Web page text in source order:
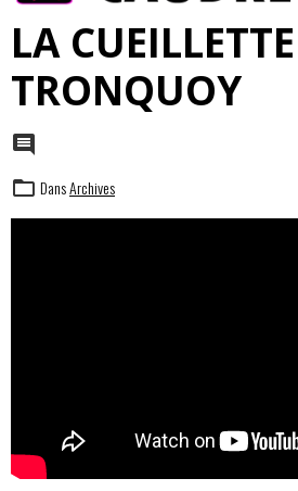
LA
TRONQUOY
DansArchives